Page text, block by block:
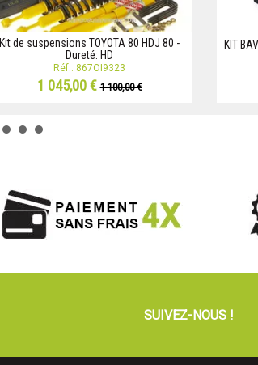
Kit de suspensions TOYOTA 80 HDJ 80 -
Dureté: HD
Réf.: 867OI9323
1 045,00 €1 100,00 €
KIT
SUIVEZ-NOUS !